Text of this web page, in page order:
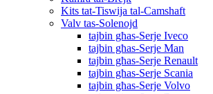
Kits tat-Tiswija tal-Camshaft
Valv tas-Solenojd
tajbin għas-Serje Iveco
tajbin għas-Serje Man
tajbin għas-Serje Renault
tajbin għas-Serje Scania
tajbin għas-Serje Volvo